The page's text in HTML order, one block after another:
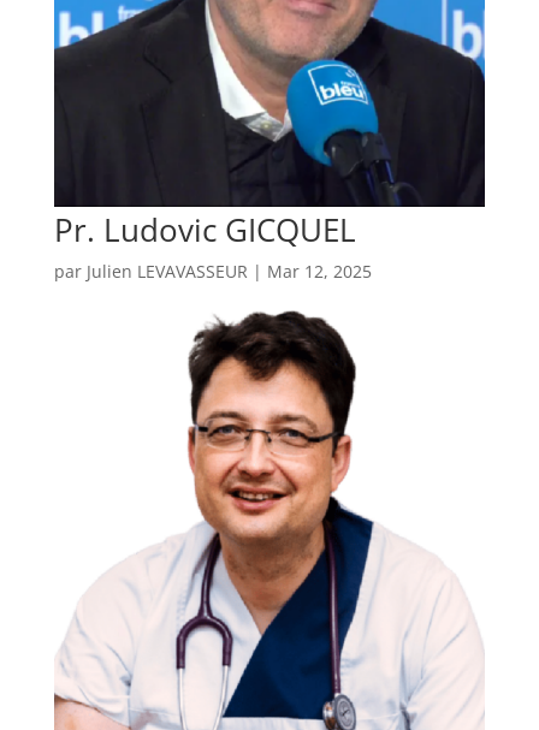
Pr. Ludovic GICQUEL
par Julien LEVAVASSEUR | Mar 12, 2025